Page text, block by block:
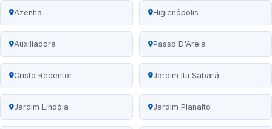
Azenha Higienópolis
Auxiliadora Passo D'Areia
Cristo Redentor Jardim Itu Sabará
Jardim Lindóia Jardim Planalto